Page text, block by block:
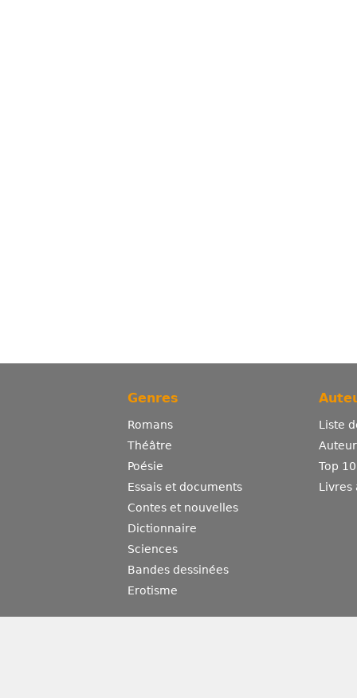
Genres
Romans
Théâtre
Poésie
Essais et documents
Contes et nouvelles
Dictionnaire
Sciences
Bandes dessinées
Erotisme
Liste
Top
Livres